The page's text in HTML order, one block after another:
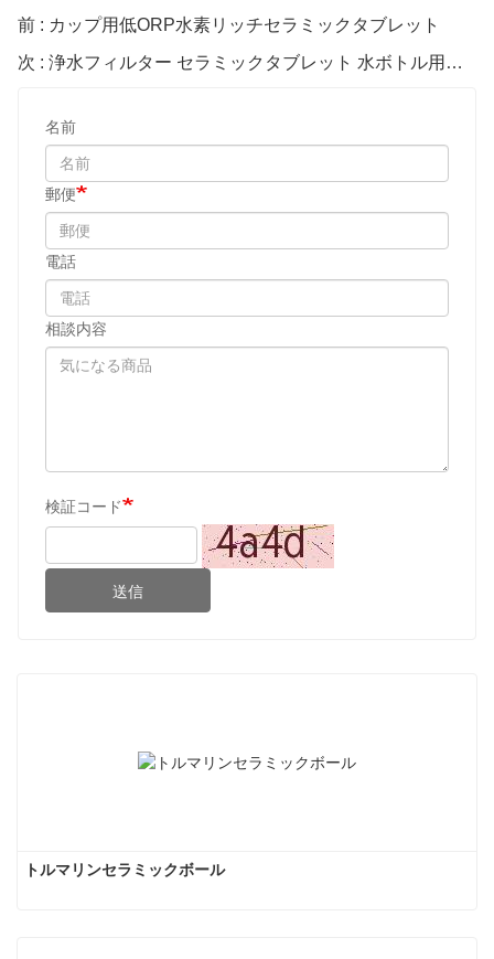
前 : カップ用低ORP水素リッチセラミックタブレット
次 : 浄水フィルター セラミックタブレット 水ボトル用水素発生器
名前
郵便
電話
相談内容
検証コード
送信
トルマリンセラミックボール